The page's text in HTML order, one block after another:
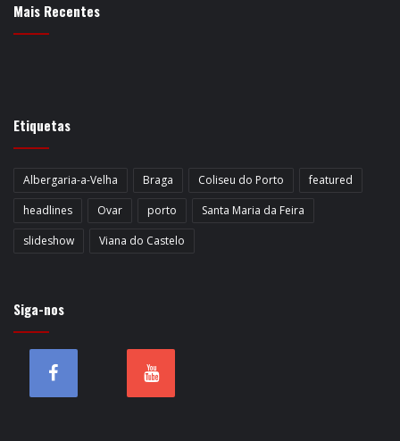
Mais Recentes
Etiquetas
Albergaria-a-Velha Braga Coliseu do Porto
featured
headlines
Ovar porto
Santa Maria da Feira
slideshow
Viana do Castelo
Siga-nos